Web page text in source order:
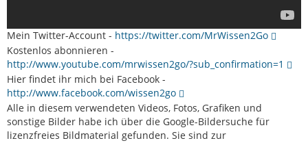
Mein Twitter-Account - https://twitter.com/MrWissen2Go
Kostenlos abonnieren -
http://www.youtube.com/mrwissen2go/?sub_confirmation=1
Hier findet ihr mich bei Facebook -
http://www.facebook.com/wissen2go
Alle in diesem verwendeten Videos, Fotos, Grafiken und
sonstige Bilder habe ich über die Google-Bildersuche für
lizenzfreies Bildmaterial gefunden. Sie sind zur